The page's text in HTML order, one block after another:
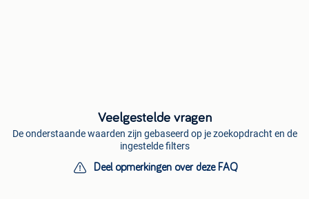
Veelgestelde vragen
De onderstaande waarden zijn gebaseerd op je zoekopdracht en de
ingestelde filters
Deel opmerkingen over deze FAQ